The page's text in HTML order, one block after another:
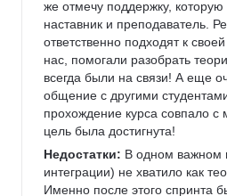
же отмечу поддержку, которую
наставник и преподаватель.
ответственно подходят к
нас, помогали разобрать
всегда были на связи! А еще
общение с другими
прохождение курса совпало
цель была достигнута!
Недостатки: В одном важном
интеграции) не хватило как
Именно после этого спринта